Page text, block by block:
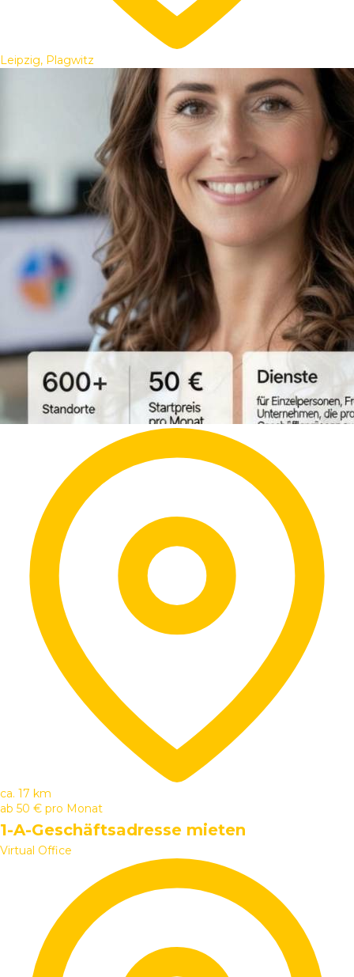
Leipzig, Plagwitz
ca. 17 km
ab 50 € pro Monat
1-A-Geschäftsadresse mieten
Virtual Office